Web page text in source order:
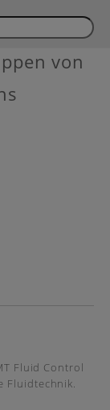
von
Fluid Control
Fluidtechnik.